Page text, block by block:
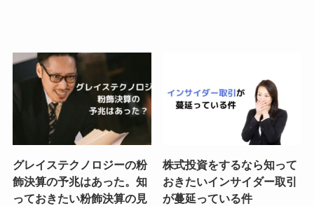
グレイステクノロジーの粉
飾決算の予兆はあった。知
っておきたい粉飾決算の見
株式投資をするなら知って
おきたいインサイダー取引
が蔓延っている件